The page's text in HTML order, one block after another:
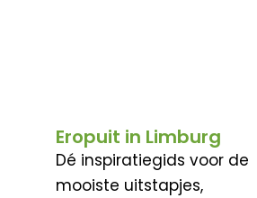
Eropuit in Limburg
Dé inspiratiegids voor de
mooiste uitstapjes,